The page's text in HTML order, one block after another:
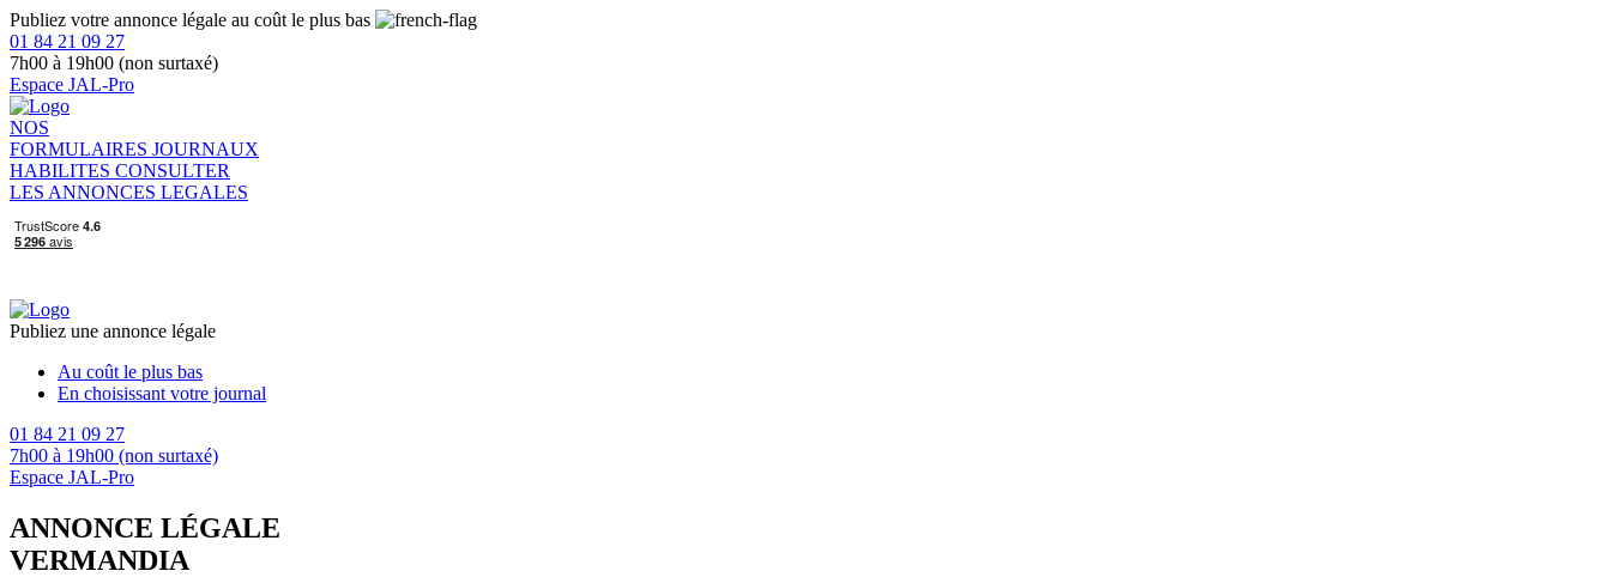
Publiez votre annonce légale au coût le plus bas
01 84 21 09 27
7h00 à 19h00 (non surtaxé)
Espace JAL-Pro
NOS
FORMULAIRES JOURNAUX
HABILITES CONSULTER
LES ANNONCES LEGALES
Publiez une annonce légale
Au coût le plus bas
En choisissant votre journal
01 84 21 09 27
7h00 à 19h00 (non surtaxé)
Espace JAL-Pro
ANNONCE LÉGALE
VERMANDIA